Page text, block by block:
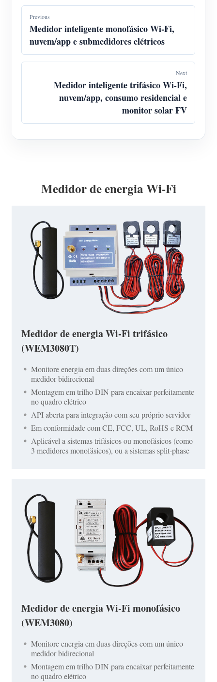
Previous
Medidor inteligente monofásico Wi-Fi,
nuvem/app e submedidores elétricos
Next
Medidor inteligente trifásico Wi-Fi,
nuvem/app, consumo residencial e
monitor solar FV
Medidor de energia Wi-Fi
Medidor de energia Wi-Fi trifásico
(WEM3080T)
Monitore energia em duas direções com um único
medidor bidirecional
Montagem em trilho DIN para encaixar perfeitamente
no quadro elétrico
API aberta para integração com seu próprio servidor
Em conformidade com CE, FCC, UL, RoHS e RCM
Aplicável a sistemas trifásicos ou monofásicos (como
3 medidores monofásicos), ou a sistemas split-phase
Medidor de energia Wi-Fi monofásico
(WEM3080)
Monitore energia em duas direções com um único
medidor bidirecional
Montagem em trilho DIN para encaixar perfeitamente
no quadro elétrico